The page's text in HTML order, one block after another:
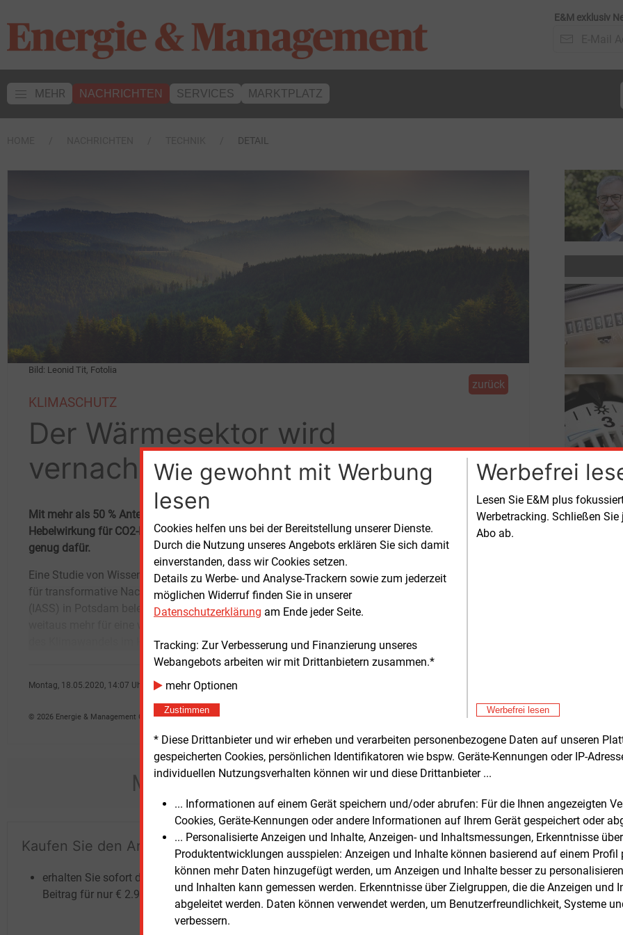
E&M exklusiv
MEHR NACHRICHTEN SERVICES MARKTPLATZ
DETAIL
Wie gewohnt mit Werbung
lesen
Cookies helfen uns bei der Bereitstellung unserer Dienste.
Durch die Nutzung unseres Angebots erklären Sie sich damit
einverstanden, dass wir Cookies setzen.
Details zu Werbe- und Analyse-Trackern sowie zum jederzeit
möglichen Widerruf finden Sie in unserer
Datenschutzerklärung am Ende jeder Seite.
Tracking: Zur Verbesserung und Finanzierung unseres
Webangebots arbeiten wir mit Drittanbietern zusammen.*
mehr Optionen
Zustimmen
Werbefrei
Lesen Sie E&M plus
Werbetracking. Schließen
Abo ab.
Werbefrei lesen
* Diese Drittanbieter und wir erheben und verarbeiten personenbezogene Daten auf unseren
gespeicherten Cookies, persönlichen Identifikatoren wie bspw. Geräte-Kennungen oder IP-
individuellen Nutzungsverhalten können wir und diese Drittanbieter ...
... Informationen auf einem Gerät speichern und/oder abrufen: Für die Ihnen angezeigten
Cookies, Geräte-Kennungen oder andere Informationen auf Ihrem Gerät gespeichert oder
... Personalisierte Anzeigen und Inhalte, Anzeigen- und Inhaltsmessungen, Erkenntnisse
Produktentwicklungen ausspielen: Anzeigen und Inhalte können basierend auf einem Profil
können mehr Daten hinzugefügt werden, um Anzeigen und Inhalte besser zu
und Inhalten kann gemessen werden. Erkenntnisse über Zielgruppen, die die Anzeigen und
abgeleitet werden. Daten können verwendet werden, um Benutzerfreundlichkeit, Systeme
verbessern.
Bild: Leonid Tit, Fotolia
zurück
KLIMASCHUTZ
Der Wärmesektor wird
vernachlässigt
Mit mehr als 50 % Anteil am Endenergieverbrauch hat die Wärmeerzeugung eine große
Hebelwirkung für CO2-Einsparungen. Aber weder Deutschland noch Großbritannien machen
genug dafür.
Eine Studie von Wissenschaftlern des Instituts
für transformative Nachhaltigkeitsforschung
(IASS) in Potsdam belegt, dass beide Länder
des Klimawandels im Heizungssektor tun
müssten.„Da sie die beiden größten
Volkswirtschaften in Europa sind und einen
weitgehend ähnlichen Wärmebedarf haben,
besonders
Montag, 18.05.2020, 14:07 Uhr
© 2026 Energie & Management GmbH
Möchten Sie diese und weitere Nachrichten
Kaufen Sie den Artikel
erhalten Sie sofort diesen redaktionellen
Beitrag für nur € 2.98
Testen SieE&M
kostenlos
und unverbindlich
Zwei Wochen kostenfreier Zugang
Zugang auf stündlich aktualisierte
Login